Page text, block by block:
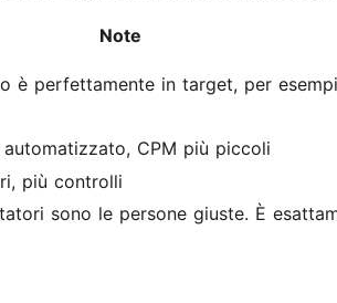
Note
è perfettamente in target, per
CPM più piccoli
più controlli
sono le persone giuste. È